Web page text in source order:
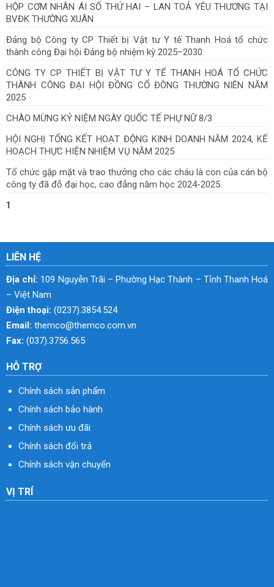
HỘP CƠM NHÂN ÁI SỐ THỨ HAI – LAN TOẢ YÊU THƯƠNG TẠI
BVĐK THƯỜNG XUÂN
Đảng bộ Công ty CP Thiết bị Vật tư Y tế Thanh Hoá tổ chức
thành công Đại hội Đảng bộ nhiệm kỳ 2025–2030.
CÔNG TY CP THIẾT BỊ VẬT TƯ Y TẾ THANH HOÁ TỔ CHỨC
THÀNH CÔNG ĐẠI HỘI ĐỒNG CỔ ĐÔNG THƯỜNG NIÊN NĂM
2025
CHÀO MỪNG KỶ NIỆM NGÀY QUỐC TẾ PHỰ NỮ 8/3
HỘI NGHỊ TỔNG KẾT HOẠT ĐỘNG KINH DOANH NĂM 2024, KẾ
HOẠCH THỰC HIỆN NHIỆM VỤ NĂM 2025
Tổ chức gặp mặt và trao thưởng cho các cháu là con của cán bộ
công ty đã đỗ đại học, cao đẳng năm học 2024-2025.
1
LIÊN HỆ
Địa chỉ: 109 Nguyễn Trãi – Phường Hạc Thành – Tỉnh Thanh Hoá
– Việt Nam
Điện thoại: (0237).3854.524
Email: themco@themco.com.vn
Fax: (037).3756.565
HỖ TRỢ
Chính sách sản phẩm
Chính sách bảo hành
Chính sách ưu đãi
Chính sách đổi trả
Chính sách vận chuyển
VỊ TRÍ